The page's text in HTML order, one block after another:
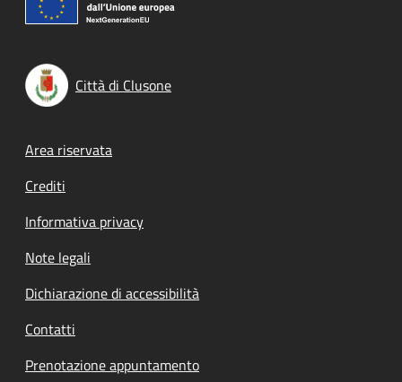
Città di Clusone
Footer menu
Area riservata
Crediti
Informativa privacy
Note legali
Dichiarazione di accessibilità
Contatti
Prenotazione appuntamento